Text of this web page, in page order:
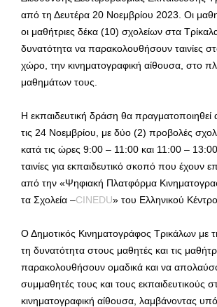
από τη Δευτέρα 20 Νοεμβρίου 2023. Οι
οι μαθήτριες δέκα (10) σχολείων στα
δυνατότητα να παρακολουθήσουν ταινίες
χώρο, την κινηματογραφική αίθουσα, στο
μαθημάτων τους.
Η εκπαιδευτική δράση θα πραγματοποιηθεί
τις 24 Νοεμβρίου, με δύο (2) προβολές
κατά τις ώρες 9:00 – 11:00 και 11:00 –
ταινίες για εκπαιδευτικό σκοπό που έχουν
από την «Ψηφιακή Πλατφόρμα
τα Σχολεία –CINEDU» του Ελληνικού
Ο Δημοτικός Κινηματογράφος Τρικάλων με
τη δυνατότητα στους μαθητές και τις
παρακολουθήσουν ομαδικά και να
συμμαθητές τους και τους εκπαιδευτικούς
κινηματογραφική αίθουσα, λαμβάνοντας